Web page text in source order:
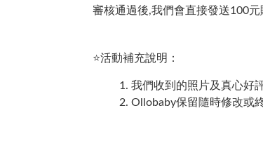
審核通過後,我們會直接發送100
⭐活動補充說明：
我們收到的照片及真心好
Ollobaby保留隨時修改或